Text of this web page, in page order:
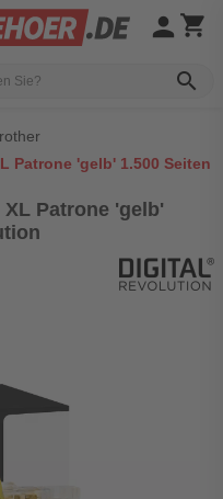
search
person shopping_cart
Patrone 'gelb' 1.500 Seiten
Patrone 'gelb'